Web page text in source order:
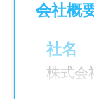
業見通
給）過去
年末年
会社概
社名
株式会